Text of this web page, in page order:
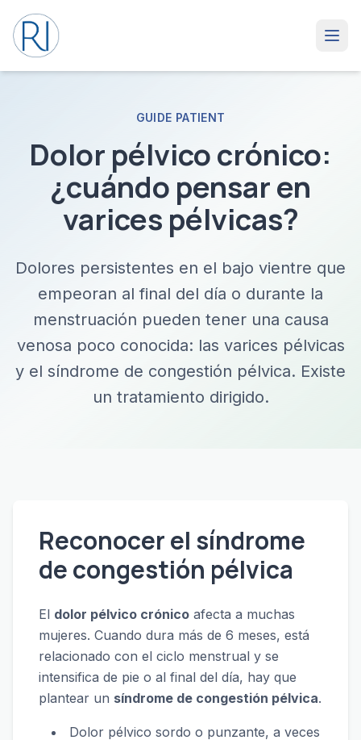
GUIDE PATIENT
Dolor pélvico crónico:
¿cuándo pensar en
varices pélvicas?
Dolores persistentes en el bajo vientre que
empeoran al final del día o durante la
menstruación pueden tener una causa
venosa poco conocida: las varices pélvicas
y el síndrome de congestión pélvica. Existe
un tratamiento dirigido.
Reconocer el síndrome
de congestión pélvica
El dolor pélvico crónico afecta a muchas
mujeres. Cuando dura más de 6 meses, está
relacionado con el ciclo menstrual y se
intensifica de pie o al final del día, hay que
plantear un síndrome de congestión pélvica.
Dolor pélvico sordo o punzante, a veces